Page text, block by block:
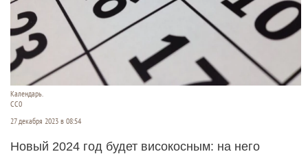
Календарь.
СС0
27 декабря 2023 в 08:54
Новый 2024 год будет високосным: на него